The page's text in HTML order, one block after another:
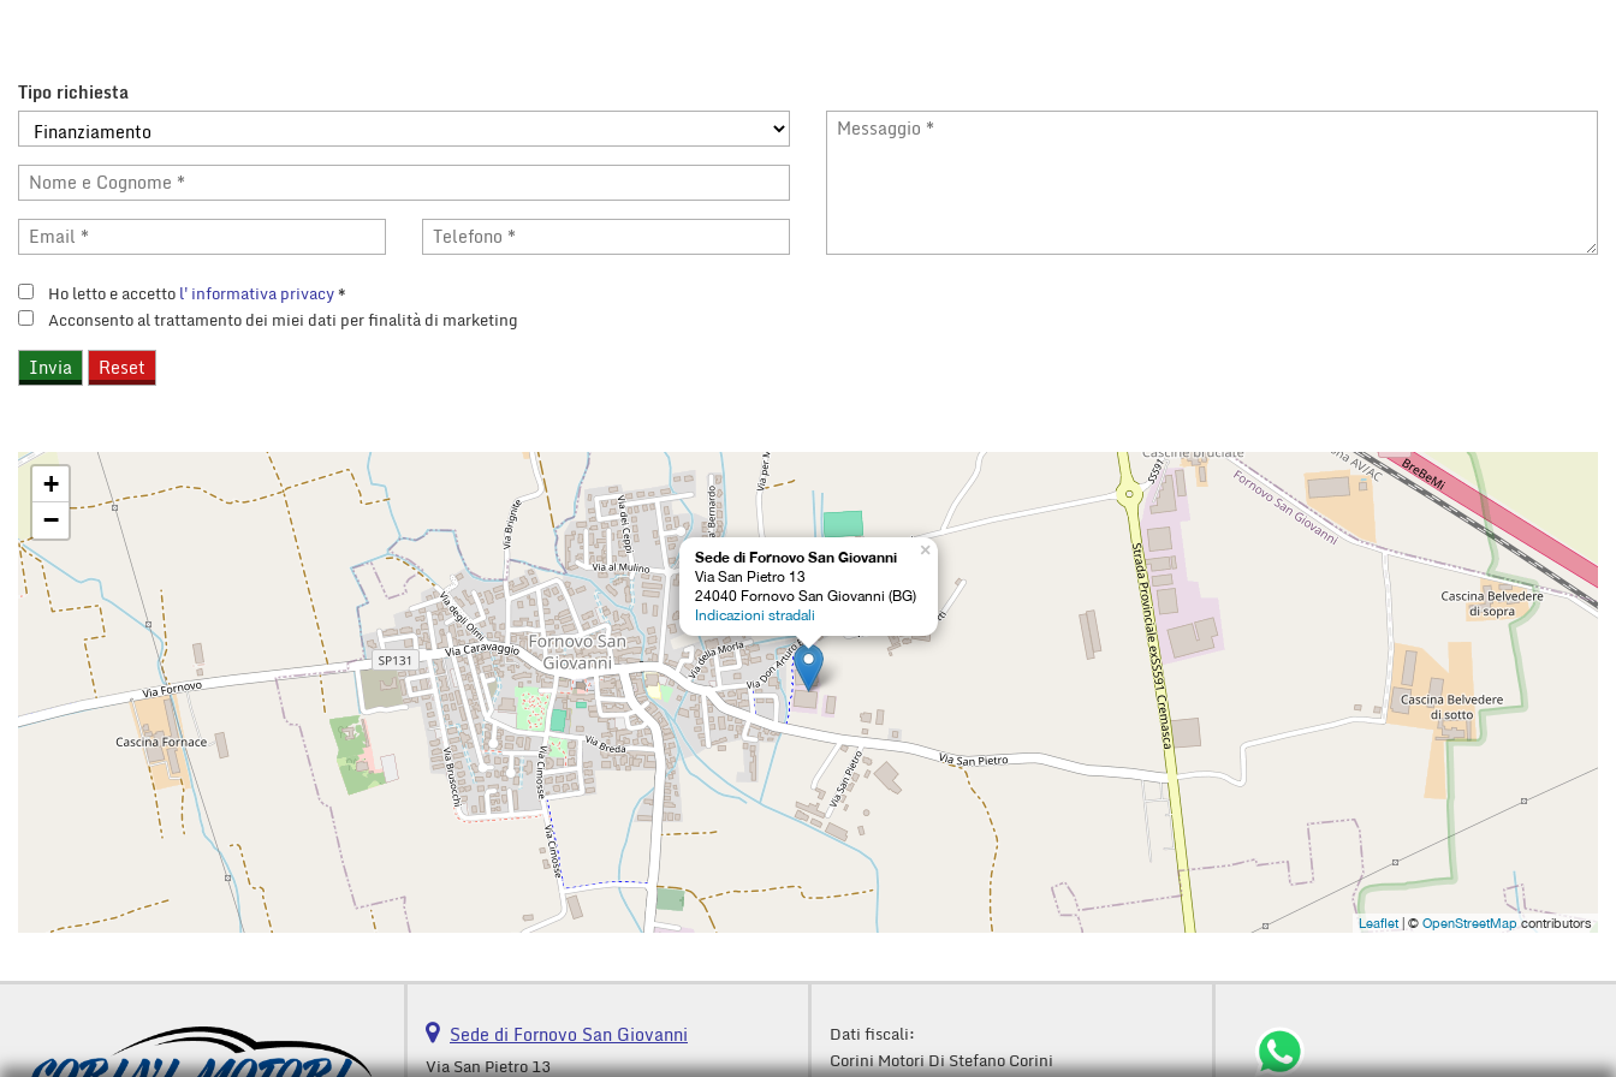
Tipo richiesta
Ho letto e accettol'informativa privacy*
Acconsento al trattamento dei miei dati per finalità di marketing
Sede di Fornovo San Giovanni
Via San Pietro 13
24040 Fornovo San Giovanni (BG)
Indicazioni stradali
×
+
−
Leaflet| © OpenStreetMap contributors
Sede di Fornovo San Giovanni
Via San Pietro 13
Dati fiscali:
Corini Motori Di Stefano Corini